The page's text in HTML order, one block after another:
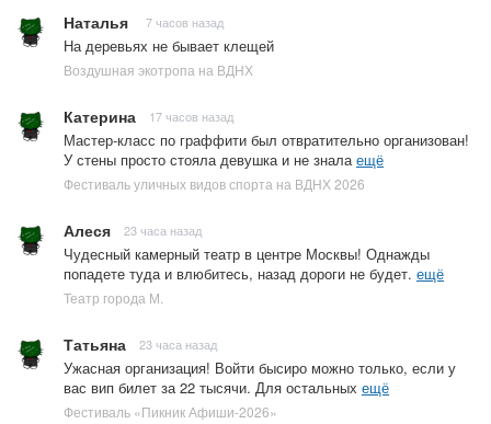
Наталья 7 часов назад
На деревьях не бывает клещей
Воздушная экотропа на ВДНХ
Катерина 17 часов назад
Мастер-класс по граффити был отвратительно организован!
У стены просто стояла девушка и не знала ещё
Фестиваль уличных видов спорта на ВДНХ 2026
Алеся 23 часа назад
Чудесный камерный театр в центре Москвы! Однажды
попадете туда и влюбитесь, назад дороги не будет. ещё
Театр города М.
Татьяна 23 часа назад
Ужасная организация! Войти бысиро можно только, если у
вас вип билет за 22 тысячи. Для остальных ещё
Фестиваль «Пикник Афиши-2026»